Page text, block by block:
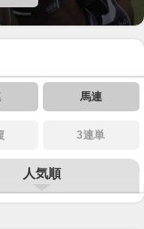
馬連
3連単
人気順